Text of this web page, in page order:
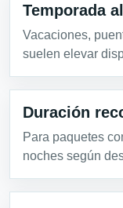
Temporada
Vacaciones,
suelen elevar
Duración
Para paquetes
noches según